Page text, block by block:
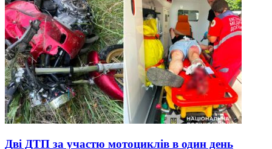
Дві ДТП за участю мотоциклів в один день